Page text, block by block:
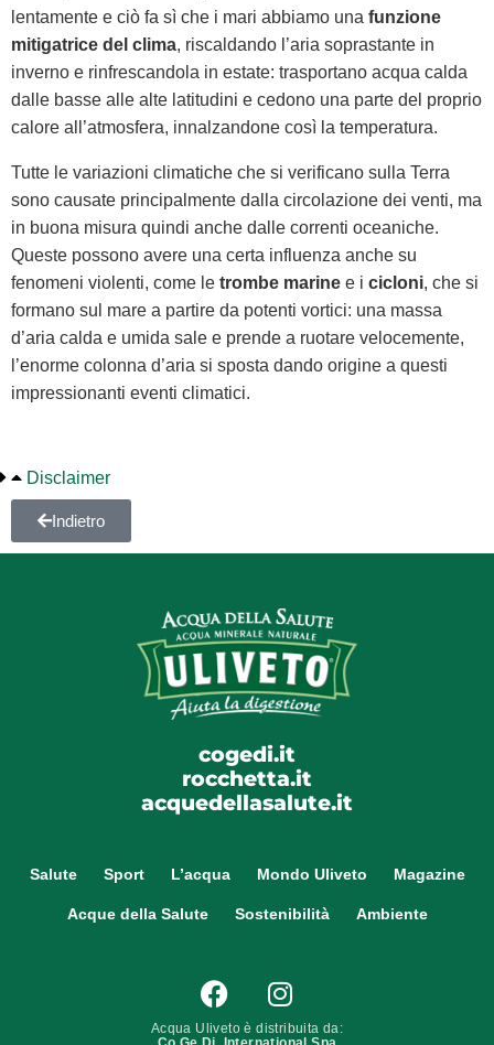
lentamente e ciò fa sì che i mari abbiamo una funzione
mitigatrice del clima, riscaldando l’aria soprastante in
inverno e rinfrescandola in estate: trasportano acqua calda
dalle basse alle alte latitudini e cedono una parte del proprio
calore all’atmosfera, innalzandone così la temperatura.
Tutte le variazioni climatiche che si verificano sulla Terra
sono causate principalmente dalla circolazione dei venti, ma
in buona misura quindi anche dalle correnti oceaniche.
Queste possono avere una certa influenza anche su
fenomeni violenti, come le trombe marine e i cicloni, che si
formano sul mare a partire da potenti vortici: una massa
d’aria calda e umida sale e prende a ruotare velocemente,
l’enorme colonna d’aria si sposta dando origine a questi
impressionanti eventi climatici.
Disclaimer
Indietro
cogedi.it
rocchetta.it
acquedellasalute.it
Salute Sport L’acqua Mondo Uliveto Magazine
Acque della Salute Sostenibilità Ambiente
Acqua Uliveto è distribuita da: